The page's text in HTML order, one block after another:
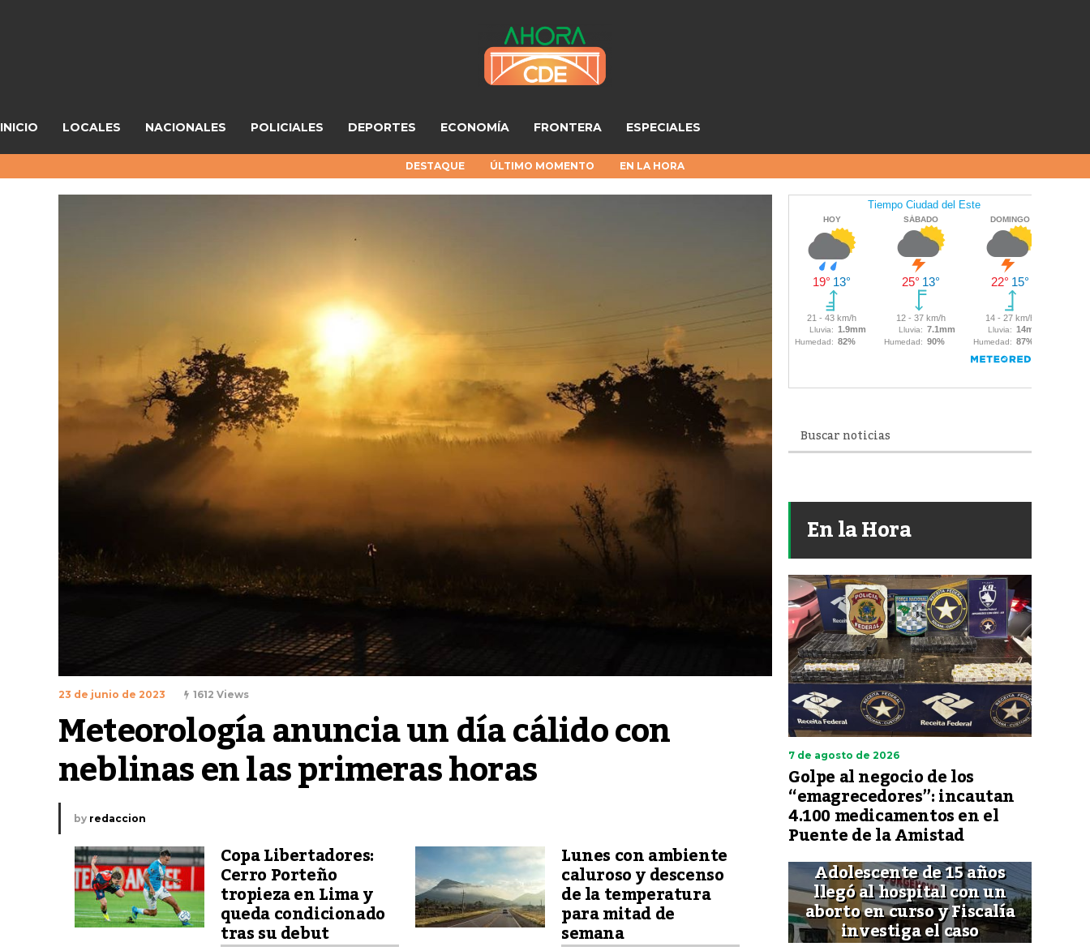
INICIO LOCALES NACIONALES POLICIALES DEPORTES ECONOMÍA FRONTERA ESPECIALES
DESTAQUE ÚLTIMO MOMENTO EN LA HORA
23 de junio de 2023 1612 Views
Meteorología anuncia un día cálido con
neblinas en las primeras horas
by redaccion
Copa Libertadores:
Cerro Porteño
tropieza en Lima y
queda condicionado
tras su debut
Lunes con ambiente
caluroso y descenso
de la temperatura
para mitad de
semana
En la Hora
7 de agosto de 2026
Golpe al negocio de los
“emagrecedores”: incautan
4.100 medicamentos en el
Puente de la Amistad
Adolescente de 15 años
llegó al hospital con un
aborto en curso y Fiscalía
investiga el caso